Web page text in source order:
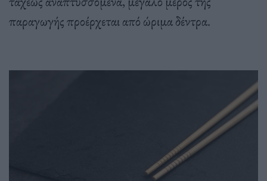
παραγωγής προέρχεται από ώριμα δέντρα.